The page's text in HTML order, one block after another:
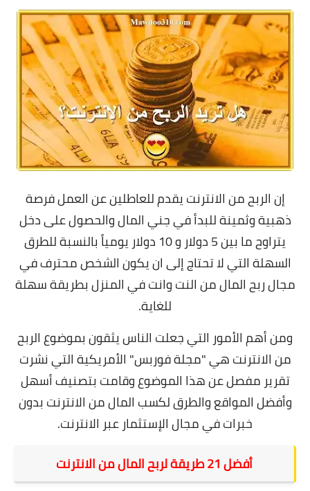
إن الربح من الانترنت يقدم للعاطلين عن العمل فرصة
ذهبية وثمينة للبدأ في جني المال والحصول على دخل
يتراوح ما بين 5 دولار و 10 دولار يومياً بالنسبة للطرق
السهلة التي لا تحتاج إلى ان يكون الشخص محترف في
مجال ربح المال من النت وانت في المنزل بطريقة سهلة
للغاية.
ومن أهم الأمور التي جعلت الناس يثقون بموضوع الربح
من الانترنت هي "مجلة فوربس" الأمريكية التي نشرت
تقرير مفصل عن هذا الموضوع وقامت بتصنيف أسهل
وأفضل المواقع والطرق لكسب المال من الانترنت بدون
خبرات في مجال الإستثمار عبر الانترنت.
أفضل 21 طريقة لربح المال من الانترنت